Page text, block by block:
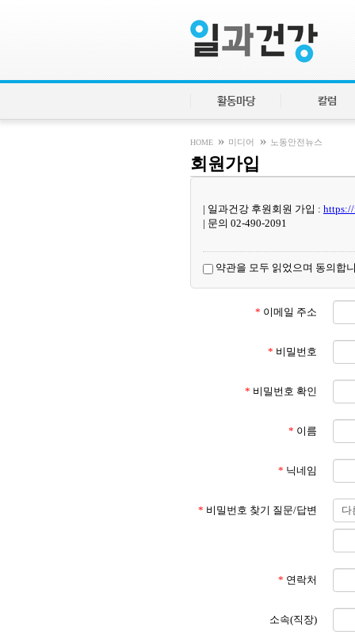
활동마당 칼럼
HOME » 미디어 » 노동안전뉴스
회원가입
| 일과건강 후원회원 가입 :
| 문의 02-490-2091
약관을 모두 읽었으며 동의합
* 이메일 주소
* 비밀번호
* 비밀번호 확인
* 이름
* 닉네임
* 비밀번호 찾기 질문/답변
* 연락처
소속(직장)